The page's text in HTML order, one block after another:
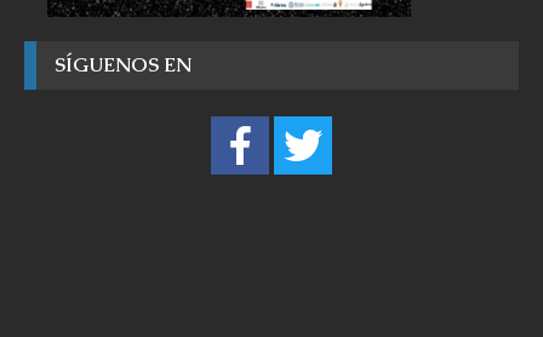
SÍGUENOS EN